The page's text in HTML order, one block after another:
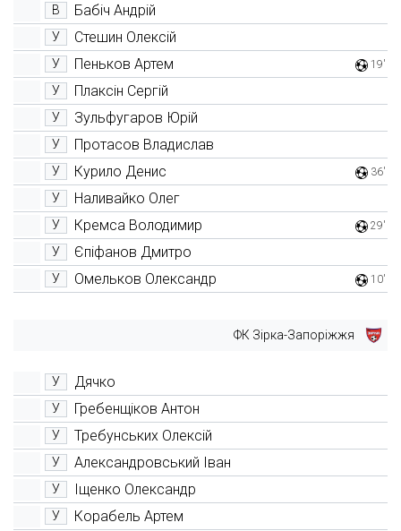
В Бабіч Андрій
У Стешин Олексій
У Пеньков Артем 19'
У Плаксін Сергій
У Зульфугаров Юрій
У Протасов Владислав
У Курило Денис 36'
У Наливайко Олег
У Кремса Володимир 29'
У Єпіфанов Дмитро
У Омельков Олександр 10'
ФК Зірка-Запоріжжя
У Дячко
У Гребенщіков Антон
У Требунських Олексій
У Александровський Іван
У Іщенко Олександр
У Корабель Артем